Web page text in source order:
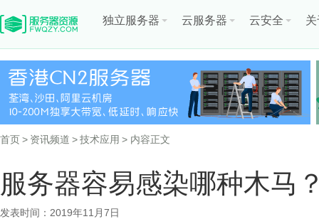
独立服务器 云服务器 云安全
首页> 资讯频道 >技术应用 > 内容正文
服务器容易感染哪种木马
发表时间：2019年11月7日